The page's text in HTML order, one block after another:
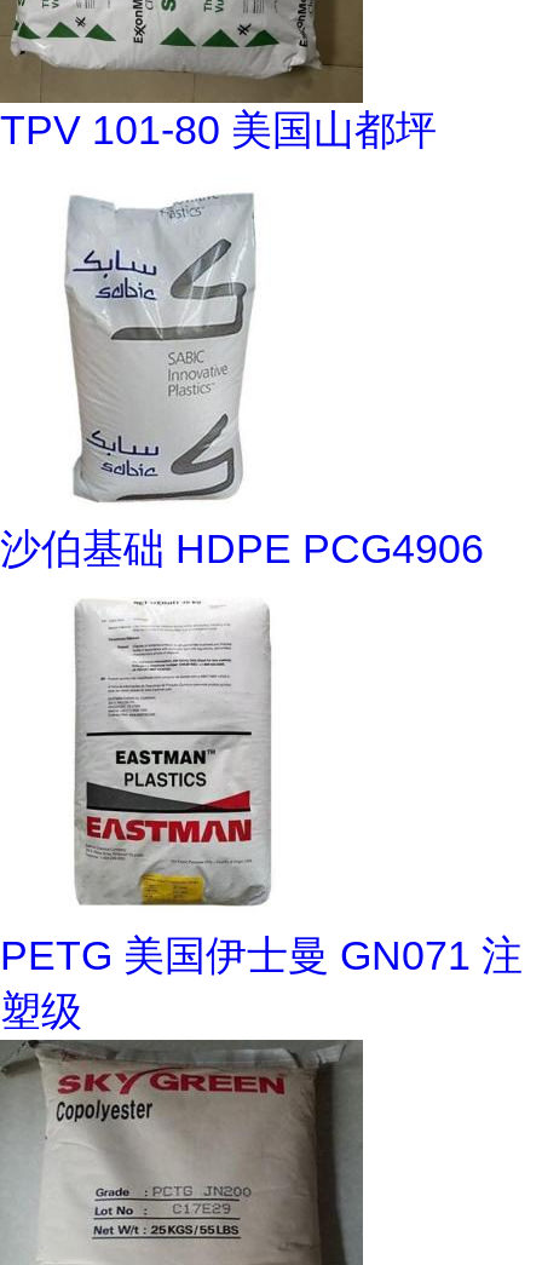
TPV 101-80 美国山都坪
沙伯基础 HDPE PCG4906
PETG 美国伊士曼 GN071 注
塑级